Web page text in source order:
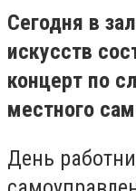
Сегодня в
искусств
концерт по
местного
День